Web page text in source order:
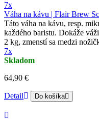
7x
Váha na kávu | Flair Brew
Táto váha na kávu, resp.
každého baristu. Dokáže
2 kg, zmenstí sa medzi
7x
Skladom
64,90 €
Detail Do košíka